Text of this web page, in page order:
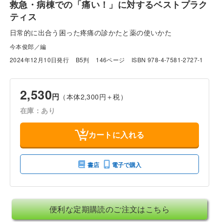
救急・病棟での「痛い！」に対するベストプラク
ティス
日常的に出合う困った疼痛の診かたと薬の使いかた
今本俊郎／編
2024年12月10日発行
B5判 146ページ ISBN 978-4-7581-2727-1
2,530円 （本体2,300円＋税）
在庫：あり
カートに入れる
書店 電子で購入
便利な定期購読のご注文はこちら